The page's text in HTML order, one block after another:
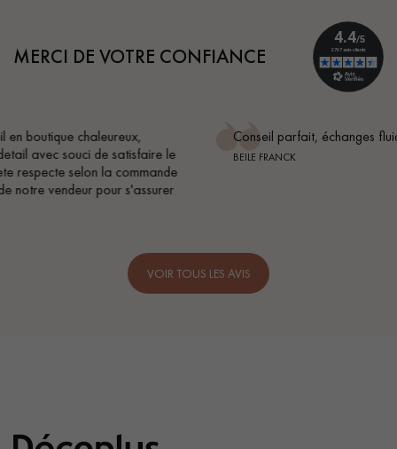
MERCI DE VOTRE CONFIANCE
Conseil parfait, échanges fluides. Je recommande totalement
BEILE FRANCK
VOIR TOUS LES AVIS